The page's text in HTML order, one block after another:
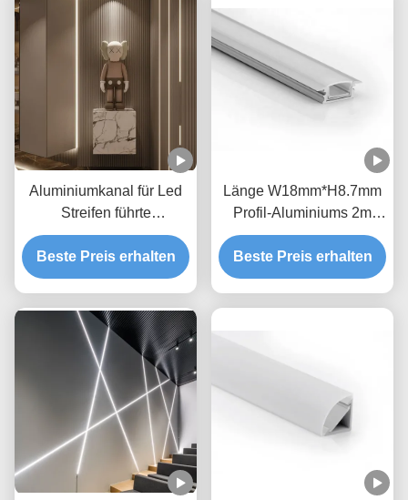
Aluminiumkanal für Led
Streifen führte
wasserdichten LED
Kanal IP65 H8.7mm für
Oberflächenbeleuchtung
Beste Preis erhalten
Länge W18mm*H8.7mm
Profil-Aluminiums 2m
imprägniern LED-Kanal
für Dekorationslicht
Beste Preis erhalten